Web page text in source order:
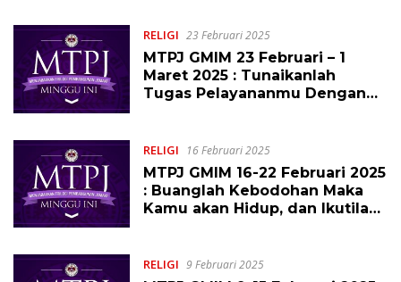
RELIGI 23 Februari 2025
MTPJ GMIM 23 Februari – 1
Maret 2025 : Tunaikanlah
Tugas Pelayananmu Dengan
RELIGI 16 Februari 2025
MTPJ GMIM 16-22 Februari 2025
: Buanglah Kebodohan Maka
Kamu akan Hidup, dan Ikutilah
RELIGI 9 Februari 2025